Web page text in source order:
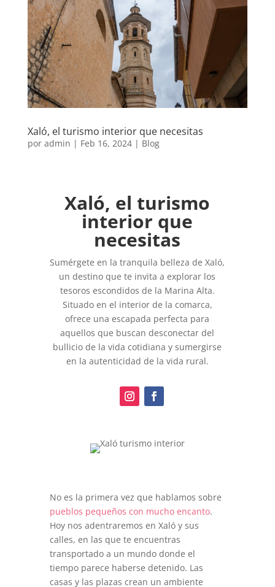
Xaló, el turismo interior que necesitas
por admin | Feb 16, 2024| Blog
Xaló, el turismo
interior que
necesitas
Sumérgete en la tranquila belleza de Xaló,
un destino que te invita a explorar los
tesoros escondidos de la Marina Alta.
Situado en el interior de la comarca,
ofrece una escapada perfecta para
aquellos que buscan desconectar del
bullicio de la vida cotidiana y sumergirse
en la autenticidad de la vida rural.
No es la primera vez que hablamos sobre
pueblos pequeños con mucho encanto.
Hoy nos adentraremos en Xaló y sus
calles, en las que te encuentras
transportado a un mundo donde el
tiempo parece haberse detenido. Las
casas y las plazas crean un ambiente